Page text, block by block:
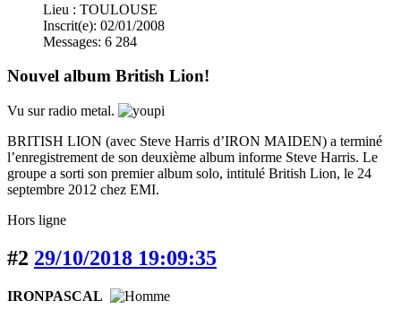
Lieu : TOULOUSE
Inscrit(e): 02/01/2008
Messages: 6 284
Nouvel album British Lion!
Vu sur radio metal.
BRITISH LION (avec Steve Harris d’IRON MAIDEN) a terminé
l’enregistrement de son deuxième album informe Steve Harris. Le
groupe a sorti son premier album solo, intitulé British Lion, le 24
septembre 2012 chez EMI.
Hors ligne
#2 29/10/2018 19:09:35
IRONPASCAL